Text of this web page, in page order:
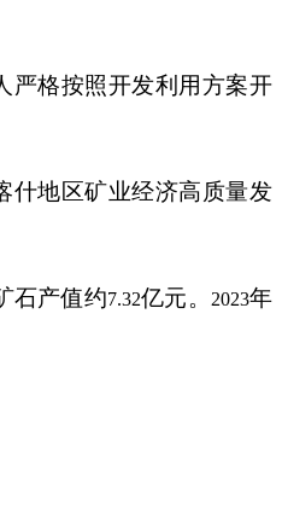
严格按照开发利用方案开
什地区矿业经济高质量发
石产值约7.32亿元。 2023年